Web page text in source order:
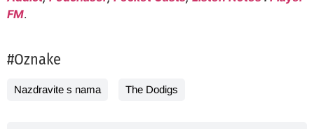
FM.
#Oznake
Nazdravite s nama The Dodigs